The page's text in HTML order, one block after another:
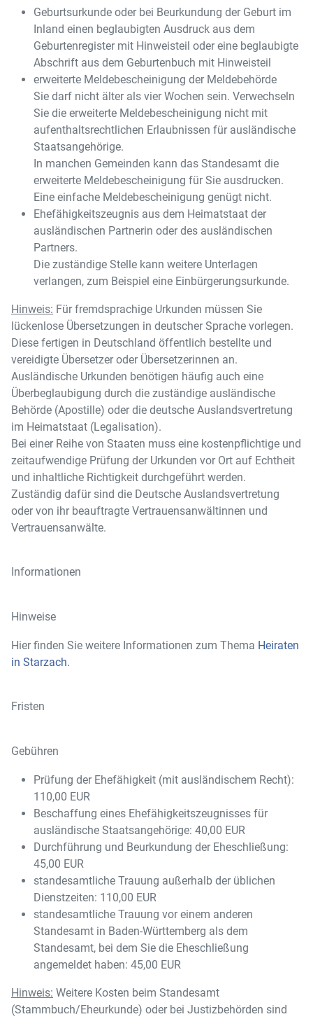
Geburtsurkunde oder bei Beurkundung der Geburt im
Inland einen beglaubigten Ausdruck aus dem
Geburtenregister mit Hinweisteil oder eine beglaubigte
Abschrift aus dem Geburtenbuch mit Hinweisteil
erweiterte Meldebescheinigung der Meldebehörde
Sie darf nicht älter als vier Wochen sein. Verwechseln
Sie die erweiterte Meldebescheinigung nicht mit
aufenthaltsrechtlichen Erlaubnissen für ausländische
Staatsangehörige.
In manchen Gemeinden kann das Standesamt die
erweiterte Meldebescheinigung für Sie ausdrucken.
Eine einfache Meldebescheinigung genügt nicht.
Ehefähigkeitszeugnis aus dem Heimatstaat der
ausländischen Partnerin oder des ausländischen
Partners.
Die zuständige Stelle kann weitere Unterlagen
verlangen, zum Beispiel eine Einbürgerungsurkunde.
Hinweis: Für fremdsprachige Urkunden müssen Sie
lückenlose Übersetzungen in deutscher Sprache vorlegen.
Diese fertigen in Deutschland öffentlich bestellte und
vereidigte Übersetzer oder Übersetzerinnen an.
Ausländische Urkunden benötigen häufig auch eine
Überbeglaubigung durch die zuständige ausländische
Behörde (Apostille) oder die deutsche Auslandsvertretung
im Heimatstaat (Legalisation).
Bei einer Reihe von Staaten muss eine kostenpflichtige und
zeitaufwendige Prüfung der Urkunden vor Ort auf Echtheit
und inhaltliche Richtigkeit durchgeführt werden.
Zuständig dafür sind die Deutsche Auslandsvertretung
oder von ihr beauftragte Vertrauensanwältinnen und
Vertrauensanwälte.
Informationen
Hinweise
Hier finden Sie weitere Informationen zum Thema Heiraten
in Starzach.
Fristen
Gebühren
Prüfung der Ehefähigkeit (mit ausländischem Recht):
110,00 EUR
Beschaffung eines Ehefähigkeitszeugnisses für
ausländische Staatsangehörige: 40,00 EUR
Durchführung und Beurkundung der Eheschließung:
45,00 EUR
standesamtliche Trauung außerhalb der üblichen
Dienstzeiten: 110,00 EUR
standesamtliche Trauung vor einem anderen
Standesamt in Baden-Württemberg als dem
Standesamt, bei dem Sie die Eheschließung
angemeldet haben: 45,00 EUR
Hinweis: Weitere Kosten beim Standesamt
(Stammbuch/Eheurkunde) oder bei Justizbehörden sind